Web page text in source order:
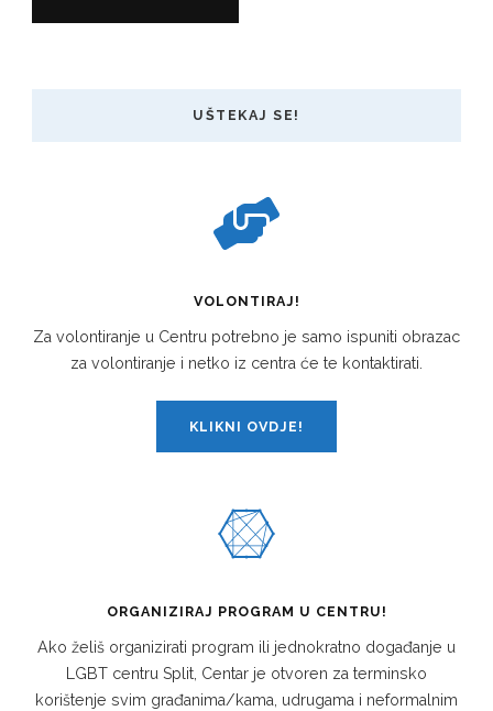
UŠTEKAJ SE!
VOLONTIRAJ!
Za volontiranje u Centru potrebno je samo ispuniti obrazac
za volontiranje i netko iz centra će te kontaktirati.
KLIKNI OVDJE!
ORGANIZIRAJ PROGRAM U CENTRU!
Ako želiš organizirati program ili jednokratno događanje u
LGBT centru Split, Centar je otvoren za terminsko
korištenje svim građanima/kama, udrugama i neformalnim